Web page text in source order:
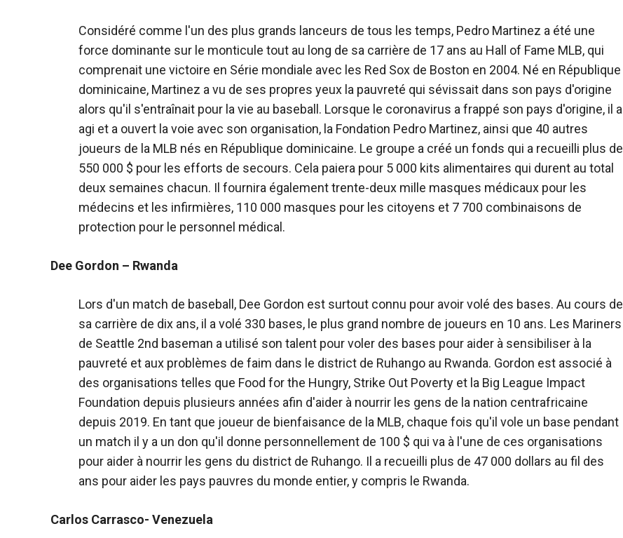
Considéré comme l'un des plus grands lanceurs de tous les temps, Pedro Martinez a été une
force dominante sur le monticule tout au long de sa carrière de 17 ans au Hall of Fame MLB, qui
comprenait une victoire en Série mondiale avec les Red Sox de Boston en 2004. Né en République
dominicaine, Martinez a vu de ses propres yeux la pauvreté qui sévissait dans son pays d'origine
alors qu'il s'entraînait pour la vie au baseball. Lorsque le coronavirus a frappé son pays d'origine, il a
agi et a ouvert la voie avec son organisation, la Fondation Pedro Martinez, ainsi que 40 autres
joueurs de la MLB nés en République dominicaine. Le groupe a créé un fonds qui a recueilli plus de
550 000 $ pour les efforts de secours. Cela paiera pour 5 000 kits alimentaires qui durent au total
deux semaines chacun. Il fournira également trente-deux mille masques médicaux pour les
médecins et les infirmières, 110 000 masques pour les citoyens et 7 700 combinaisons de
protection pour le personnel médical.
Dee Gordon – Rwanda
Lors d'un match de baseball, Dee Gordon est surtout connu pour avoir volé des bases. Au cours de
sa carrière de dix ans, il a volé 330 bases, le plus grand nombre de joueurs en 10 ans. Les Mariners
de Seattle 2nd baseman a utilisé son talent pour voler des bases pour aider à sensibiliser à la
pauvreté et aux problèmes de faim dans le district de Ruhango au Rwanda. Gordon est associé à
des organisations telles que Food for the Hungry, Strike Out Poverty et la Big League Impact
Foundation depuis plusieurs années afin d'aider à nourrir les gens de la nation centrafricaine
depuis 2019. En tant que joueur de bienfaisance de la MLB, chaque fois qu'il vole un base pendant
un match il y a un don qu'il donne personnellement de 100 $ qui va à l'une de ces organisations
pour aider à nourrir les gens du district de Ruhango. Il a recueilli plus de 47 000 dollars au fil des
ans pour aider les pays pauvres du monde entier, y compris le Rwanda.
Carlos Carrasco- Venezuela